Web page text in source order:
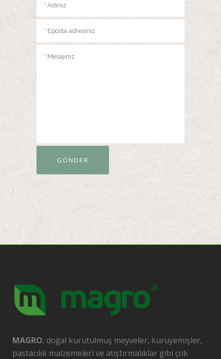
MAGRO, doğal kurutulmuş meyveler, kuruyemişler,
pastacılık malzemeleri ve atıştırmalıklar gibi çok